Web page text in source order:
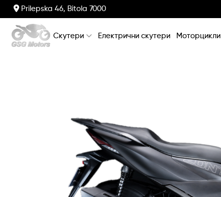
Prilepska 46, Bitola 7000
Скутери Електрични скутери Моторцикли